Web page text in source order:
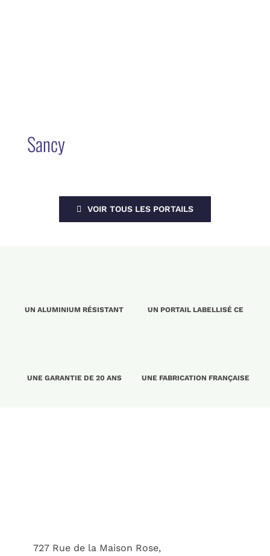
Sancy
VOIR TOUS LES PORTAILS
UN ALUMINIUM RÉSISTANT UN PORTAIL LABELLISÉ CE
UNE GARANTIE DE 20 ANS UNE FABRICATION FRANÇAISE
727 Rue de la Maison Rose,